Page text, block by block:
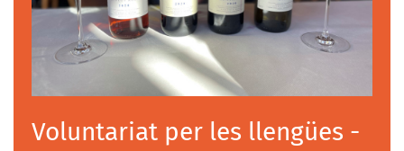
Voluntariat per les llengües -